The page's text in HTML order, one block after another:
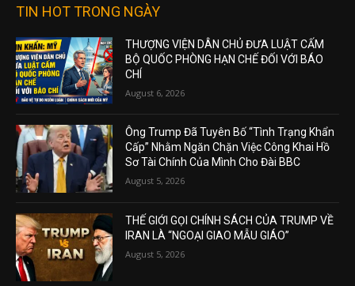
TIN HOT TRONG NGÀY
THƯỢNG VIỆN DÂN CHỦ ĐƯA LUẬT CẤM
BỘ QUỐC PHÒNG HẠN CHẾ ĐỐI VỚI BÁO
CHÍ
August 6, 2026
Ông Trump Đã Tuyên Bố “Tình Trạng Khẩn
Cấp” Nhằm Ngăn Chặn Việc Công Khai Hồ
Sơ Tài Chính Của Mình Cho Đài BBC
August 5, 2026
THẾ GIỚI GỌI CHÍNH SÁCH CỦA TRUMP VỀ
IRAN LÀ “NGOẠI GIAO MẪU GIÁO”
August 5, 2026